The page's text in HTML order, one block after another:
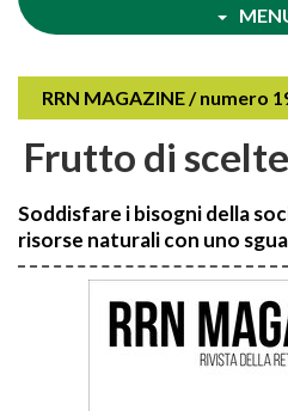
RRN MAGAZINE / numero
Frutto di
Soddisfare i bisogni della
risorse naturali con uno